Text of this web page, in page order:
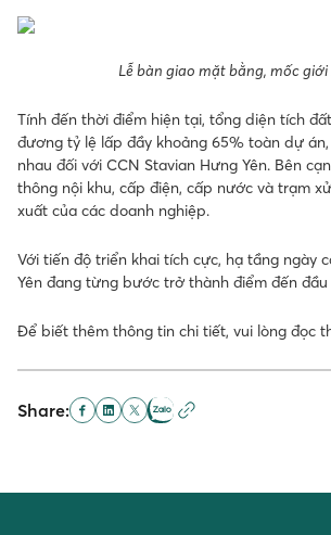
Lễ bàn giao mặt bằng, mốc
Tính đến thời điểm hiện tại, tổng diện tích
đương tỷ lệ lấp đầy khoảng 65% toàn dự
nhau đối với CCN Stavian Hưng Yên. Bên
thông nội khu, cấp điện, cấp nước và trạm
xuất của các doanh nghiệp.
Với tiến độ triển khai tích cực, hạ tầng ngày
Yên đang từng bước trở thành điểm đến
Để biết thêm thông tin chi tiết, vui lòng đọc
Share: